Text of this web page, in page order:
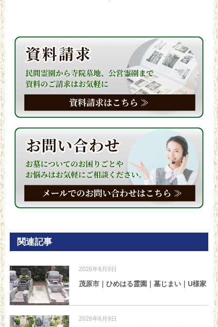
関連記事
茂原市｜ひめはる霊園｜墓じまい｜U様家
2026年6月9日
2026年6月9日